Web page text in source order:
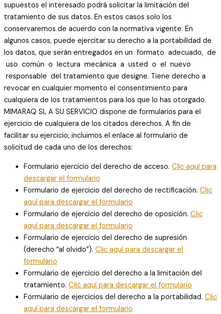
supuestos el interesado podrá solicitar la limitación del
tratamiento de sus datos. En estos casos solo los
conservaremos de acuerdo con la normativa vigente. En
algunos casos, puede ejercitar su derecho a la portabilidad de
los datos, que serán entregados en un formato adecuado, de
uso común o lectura mecánica a usted o el nuevo
responsable del tratamiento que designe. Tiene derecho a
revocar en cualquier momento el consentimiento para
cualquiera de los tratamientos para los que lo has otorgado.
MIMARAQ SL A SU SERVICIO dispone de formularios para el
ejercicio de cualquiera de los citados derechos. A fin de
facilitar su ejercicio, incluimos el enlace al formulario de
solicitud de cada uno de los derechos:
Formulario ejercicio del derecho de acceso. Clic aquí para
descargar el formulario
Formulario de ejercicio del derecho de rectificación. Clic
aquí para descargar el formulario
Formulario de ejercicio del derecho de oposición. Clic
aquí para descargar el formulario
Formulario de ejercicio del derecho de supresión
(derecho “al olvido”). Clic aquí para descargar el
formulario
Formulario de ejercicio del derecho a la limitación del
tratamiento. Clic aquí para descargar el formulario
Formulario de ejercicios del derecho a la portabilidad. Clic
aquí para descargar el formulario